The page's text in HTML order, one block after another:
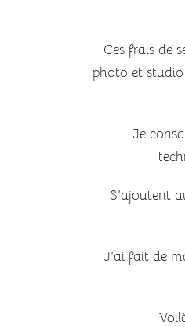
Ces frais de
photo et studio
Je
S’ajoutent
J’ai fait de